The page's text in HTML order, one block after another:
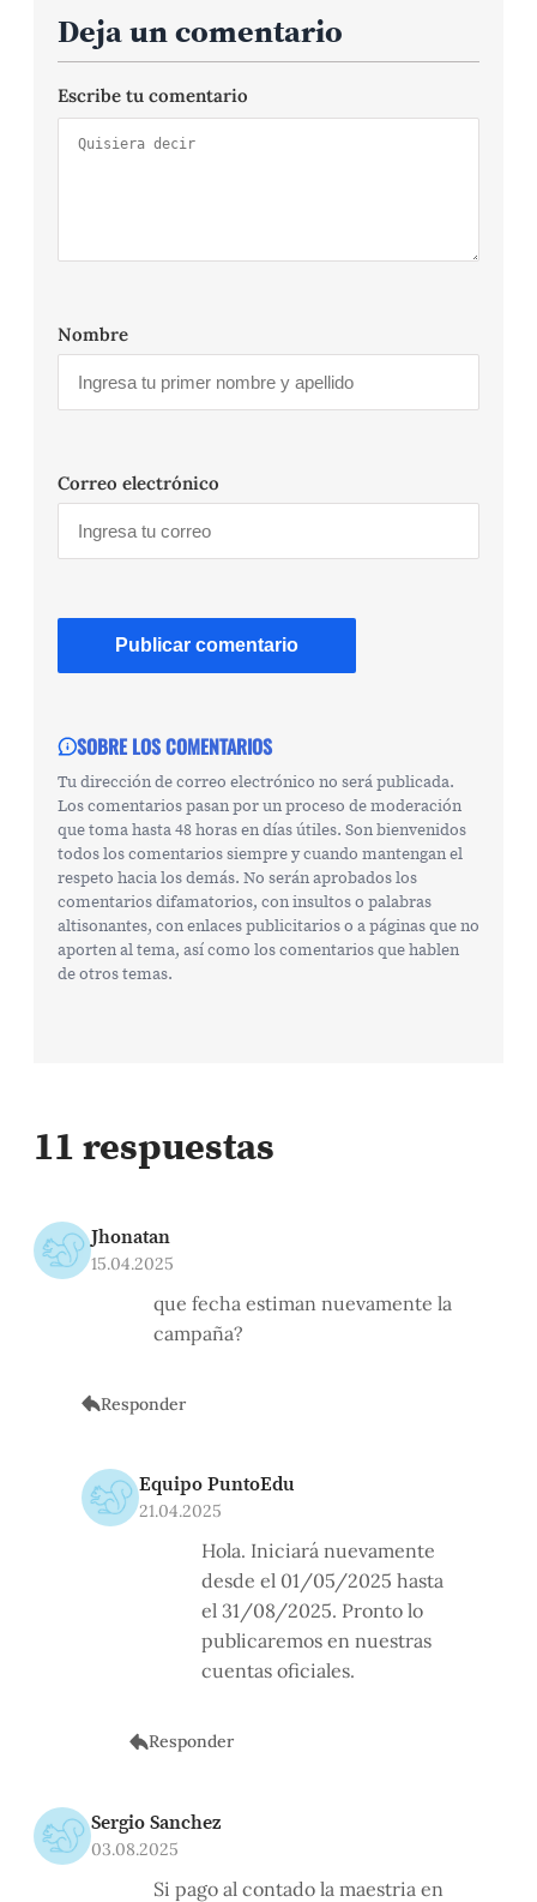
Deja un comentario
Escribe tu comentario
Nombre
Correo electrónico
SOBRE LOS COMENTARIOS
Tu dirección de correo electrónico no será publicada.
Los comentarios pasan por un proceso de moderación
que toma hasta 48 horas en días útiles. Son bienvenidos
todos los comentarios siempre y cuando mantengan el
respeto hacia los demás. No serán aprobados los
comentarios difamatorios, con insultos o palabras
altisonantes, con enlaces publicitarios o a páginas que no
aporten al tema, así como los comentarios que hablen
de otros temas.
11 respuestas
Jhonatan
15.04.2025
que fecha estiman nuevamente la
campaña?
Responder
Equipo PuntoEdu
21.04.2025
Hola. Iniciará nuevamente
desde el 01/05/2025 hasta
el 31/08/2025. Pronto lo
publicaremos en nuestras
cuentas oficiales.
Responder
Sergio Sanchez
03.08.2025
Si pago al contado la maestria en